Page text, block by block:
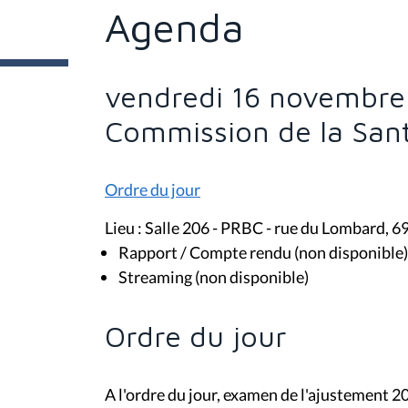
e
s
Agenda
vendredi 16
Commission de la
Ordre du jour
Lieu : Salle 206 - PRBC - rue du Lombard,
Rapport / Compte rendu (non disponible)
Streaming (non disponible)
Ordre du jour
A l'ordre du jour, examen de l'ajustement